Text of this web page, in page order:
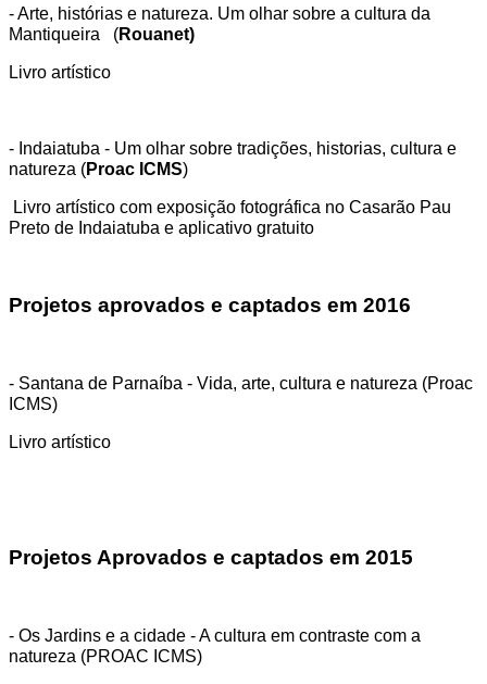
- Arte, histórias e natureza. Um olhar sobre a cultura da
Mantiqueira (Rouanet)
Livro artístico
- Indaiatuba - Um olhar sobre tradições, historias, cultura e
natureza (Proac ICMS)
Livro artístico com exposição fotográfica no Casarão Pau
Preto de Indaiatuba e aplicativo gratuito
Projetos aprovados e captados em 2016
- Santana de Parnaíba - Vida, arte, cultura e natureza (Proac
ICMS)
Livro artístico
Projetos Aprovados e captados em 2015
- Os Jardins e a cidade - A cultura em contraste com a
natureza (PROAC ICMS)